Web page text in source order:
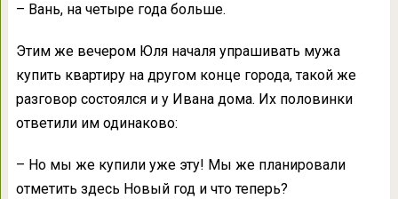
– Вань, на четыре года больше.
Этим же вечером Юля началя упрашивать мужа
купить квартиру на другом конце города, такой же
разговор состоялся и у Ивана дома. Их половинки
ответили им одинаково:
– Но мы же купили уже эту! Мы же планировали
отметить здесь Новый год и что теперь?